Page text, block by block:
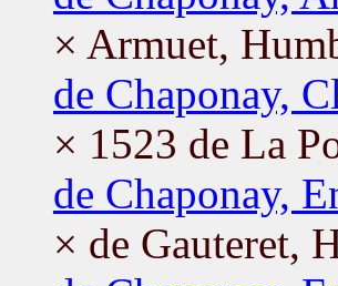
× Armuet,
de Chaponay,
× 1523 de La
de Chaponay,
× de Gauteret,